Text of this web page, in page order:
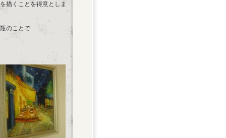
描くことを得意としま
のことで